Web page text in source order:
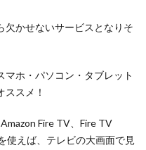
欠かせないサービスとなりそ
ホ・パソコン・タブレット
スメ！
Fire TV、Fire TV
使えば、テレビの大画面で見